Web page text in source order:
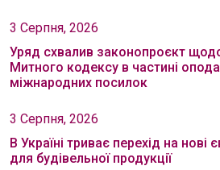
3 Серпня, 2026
Уряд схвалив законопроєкт
Митного кодексу в частині
міжнародних посилок
3 Серпня, 2026
В Україні триває перехід на нові
для будівельної продукції